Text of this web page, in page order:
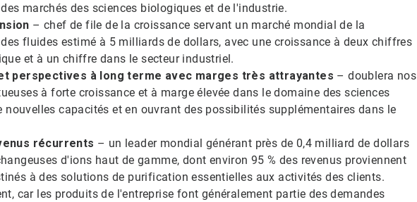
marchés des sciences biologiques et de l'industrie.
– chef de file de la croissance servant un marché mondial de la
fluides estimé à 5 milliards de dollars, avec une croissance à deux chiffres
et à un chiffre dans le secteur industriel.
perspectives à long terme avec marges très attrayantes – doublera nos
à forte croissance et à marge élevée dans le domaine des sciences
capacités et en ouvrant des possibilités supplémentaires dans le
récurrents – un leader mondial générant près de 0,4 milliard de dollars
d'ions haut de gamme, dont environ 95 % des revenus proviennent
à des solutions de purification essentielles aux activités des clients.
car les produits de l'entreprise font généralement partie des demandes